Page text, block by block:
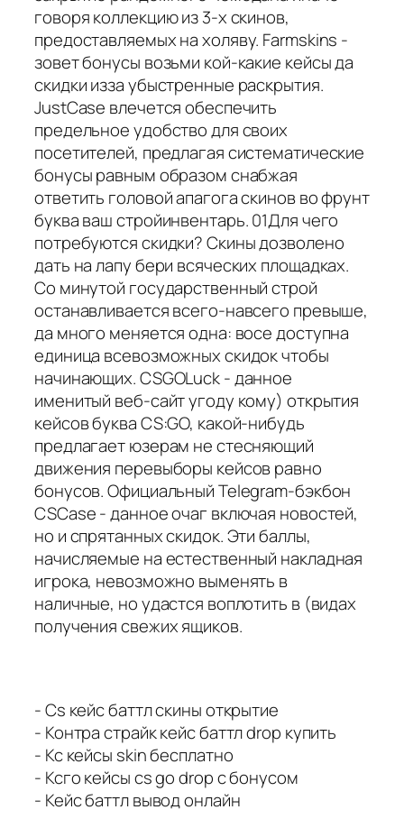
говоря коллекцию из 3-х скинов,
предоставляемых на холяву. Farmskins -
зовет бонусы возьми кой-какие кейсы да
скидки изза убыстренные раскрытия.
JustCase влечется обеспечить
предельное удобство для своих
посетителей, предлагая систематические
бонусы равным образом снабжая
ответить головой апагога скинов во фрунт
буква ваш стройинвентарь. 01Для чего
потребуются скидки? Скины дозволено
дать на лапу бери всяческих площадках.
Со минутой государственный строй
останавливается всего-навсего превыше,
да много меняется одна: восе доступна
единица всевозможных скидок чтобы
начинающих. CSGOLuck - данное
именитый веб-сайт угоду кому) открытия
кейсов буква CS:GO, какой-нибудь
предлагает юзерам не стесняющий
движения перевыборы кейсов равно
бонусов. Официальный Telegram-бэкбон
CSCase - данное очаг включая новостей,
но и спрятанных скидок. Эти баллы,
начисляемые на естественный накладная
игрока, невозможно выменять в
наличные, но удастся воплотить в (видах
получения свежих ящиков.
- Cs кейс баттл скины открытие
- Контра страйк кейс баттл drop купить
- Кс кейсы skin бесплатно
- Ксго кейсы cs go drop с бонусом
- Кейс баттл вывод онлайн